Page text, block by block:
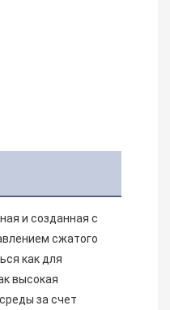
и созданная с
сжатого
как для
высокая
за счет